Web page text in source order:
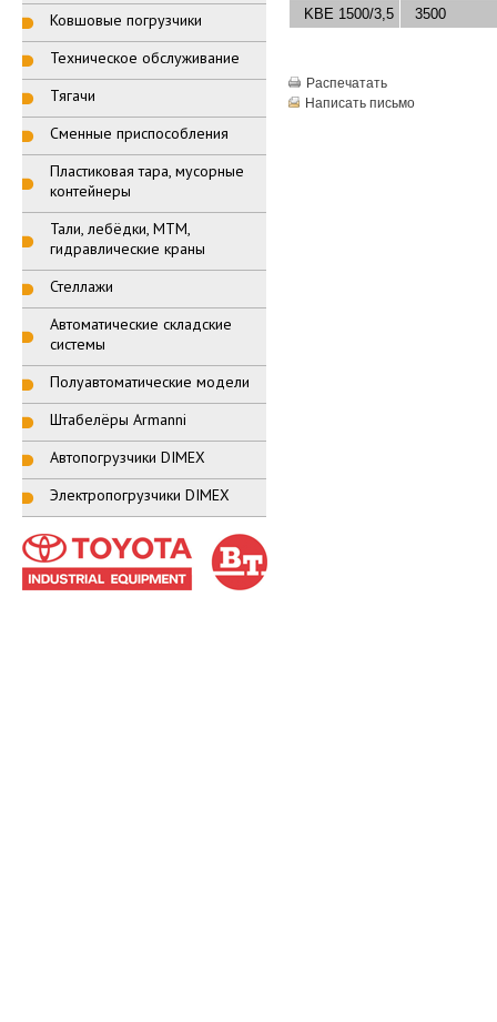
Ковшовые погрузчики
Техническое обслуживание
Тягачи
Сменные приспособления
Пластиковая тара, мусорные
контейнеры
Тали, лебёдки, МТМ,
гидравлические краны
Стеллажи
Автоматические складские
системы
Полуавтоматические модели
Штабелёры Armanni
Автопогрузчики DIMEX
Электропогрузчики DIMEX
KBE 1500/3,5
3500
Распечатать
Написать письмо